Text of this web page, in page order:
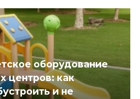
оборудование
центров: как
и не